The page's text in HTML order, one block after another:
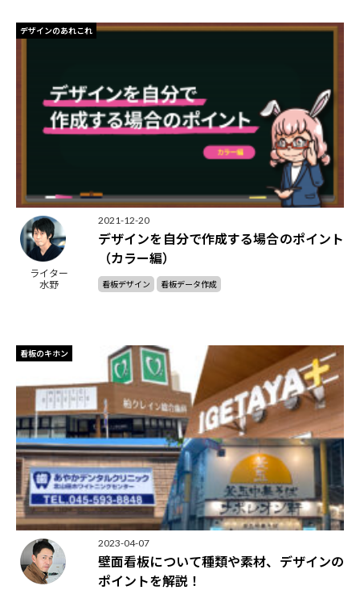
デザインのあれこれ
ライター
水野
2021-12-20
デザインを自分で作成する場合のポイント
（カラー編）
看板デザイン 看板データ作成
看板のキホン
2023-04-07
壁面看板について種類や素材、デザインの
ポイントを解説！